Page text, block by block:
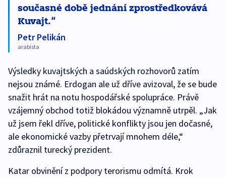
současné době jednání zprostředkovává
Kuvajt.
Petr Pelikán
arabista
Výsledky kuvajtských a saúdských rozhovorů zatím
nejsou známé. Erdogan ale už dříve avizoval, že se bude
snažit hrát na notu hospodářské spolupráce. Právě
vzájemný obchod totiž blokádou významně utrpěl. „Jak
už jsem řekl dříve, politické konflikty jsou jen dočasné,
ale ekonomické vazby přetrvají mnohem déle,“
zdůraznil turecký prezident.
Katar obvinění z podpory terorismu odmítá. Krok